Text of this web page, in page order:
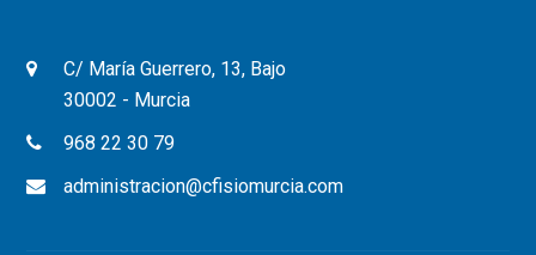
C/ María Guerrero, 13, Bajo
30002 - Murcia
968 22 30 79
administracion@cfisiomurcia.com